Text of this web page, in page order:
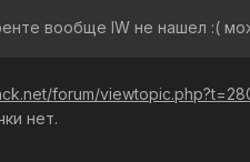
вообще IW не нашел :(
forum/
нет.